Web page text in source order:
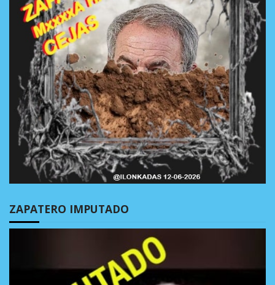
ZAPATERO IMPUTADO